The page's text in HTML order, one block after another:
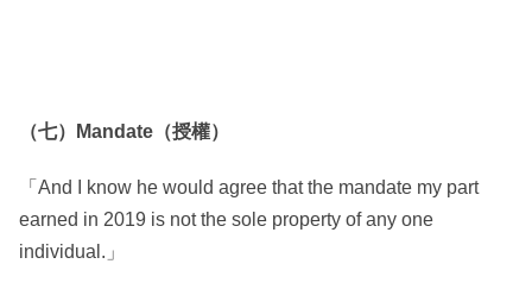
（七）Mandate（授權）
「And I know he would agree that the mandate my part
earned in 2019 is not the sole property of any one
individual.」